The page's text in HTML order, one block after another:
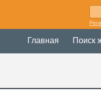
Главная Поиск